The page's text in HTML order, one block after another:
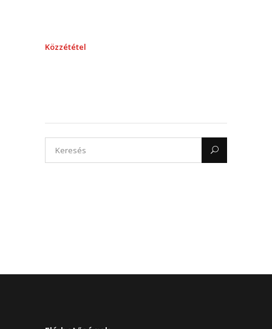
Közzététel